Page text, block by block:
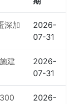
深加
2026-
07-31
建
2026-
07-31
2026-